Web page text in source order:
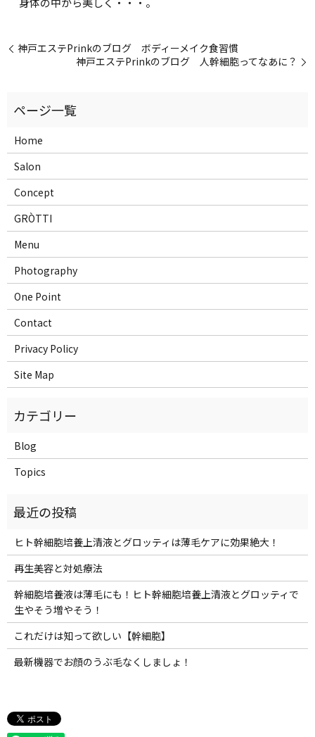
神戸エステPrinkのブログ ボディーメイク食習慣
神戸エステPrinkのブログ 人幹細胞ってなあに？
Home
Salon
Concept
GRÒTTI
Menu
Photography
One Point
Contact
Privacy Policy
Site Map
Blog
Topics
ヒト幹細胞培養上清液とグロッティは薄毛ケアに効果絶大！
再生美容と対処療法
幹細胞培養液は薄毛にも！ヒト幹細胞培養上清液とグロッティで
生やそう増やそう！
これだけは知って欲しい【幹細胞】
最新機器でお顔のうぶ毛なくしましょ！